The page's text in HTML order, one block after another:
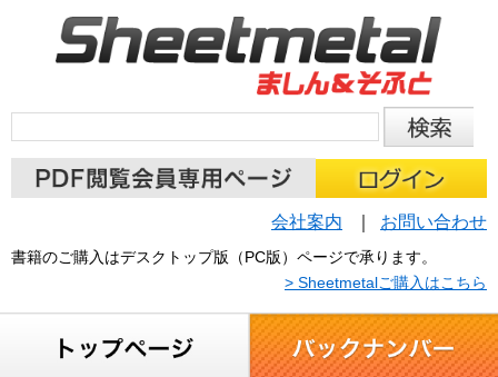
会社案内 お問い合わせ
書籍のご購入はデスクトップ版（PC版）ページで承ります。
> Sheetmetalご購入はこちら